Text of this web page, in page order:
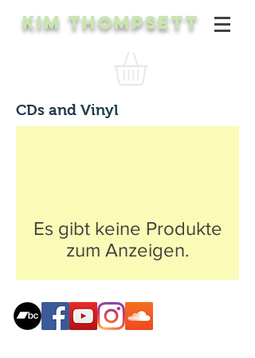
Kim Thompsett
CDs and Vinyl
Es gibt keine Produkte
zum Anzeigen.